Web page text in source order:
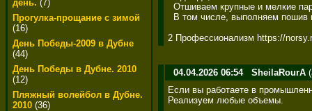
день. (7)
Прогулка-прощание с зимой
(16)
День Победы-2009 в Дубне
(44)
День Победы в Дубне. 2010
(12)
Пляжный волейбол в Дубне.
2010 (36)
Отшиваем крупные и мелкие
В том числе, выполняем пошив
2 Профессионализм https://
04.04.2026 06:54 SheilaRourA
Если вы работаете в
Реализуем любые объемы.